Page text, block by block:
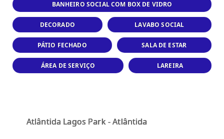
BANHEIRO SOCIAL COM BOX DE VIDRO
DECORADO LAVABO SOCIAL
PÁTIO FECHADO SALA DE ESTAR
ÁREA DE SERVIÇO LAREIRA
Atlântida Lagos Park - Atlântida